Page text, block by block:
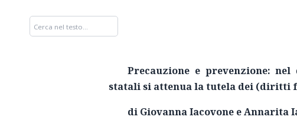
Precauzione e prevenzione:
statali si attenua la tutela dei (diritti
di Giovanna Iacovone e Annarita